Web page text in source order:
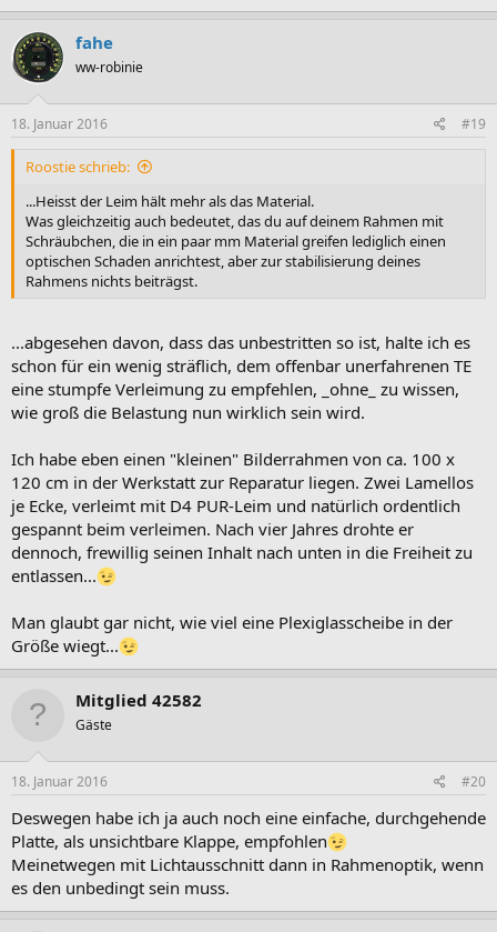
fahe
ww-robinie
18. Januar 2016 #19
Roostie schrieb:
...Heisst der Leim hält mehr als das Material.
Was gleichzeitig auch bedeutet, das du auf deinem Rahmen mit
Schräubchen, die in ein paar mm Material greifen lediglich einen
optischen Schaden anrichtest, aber zur stabilisierung deines
Rahmens nichts beiträgst.
...abgesehen davon, dass das unbestritten so ist, halte ich es
schon für ein wenig sträflich, dem offenbar unerfahrenen TE
eine stumpfe Verleimung zu empfehlen, _ohne_ zu wissen,
wie groß die Belastung nun wirklich sein wird.
Ich habe eben einen "kleinen" Bilderrahmen von ca. 100 x
120 cm in der Werkstatt zur Reparatur liegen. Zwei Lamellos
je Ecke, verleimt mit D4 PUR-Leim und natürlich ordentlich
gespannt beim verleimen. Nach vier Jahres drohte er
dennoch, frewillig seinen Inhalt nach unten in die Freiheit zu
entlassen...
Man glaubt gar nicht, wie viel eine Plexiglasscheibe in der
Größe wiegt...
Mitglied 42582
Gäste
18. Januar 2016 #20
Deswegen habe ich ja auch noch eine einfache, durchgehende
Platte, als unsichtbare Klappe, empfohlen
Meinetwegen mit Lichtausschnitt dann in Rahmenoptik, wenn
es den unbedingt sein muss.